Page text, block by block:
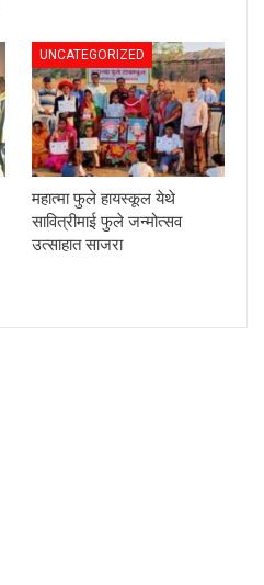
UNCATEGORIZED
महात्मा फुले हायस्कूल येथे
सावित्रीमाई फुले जन्मोत्सव
उत्साहात साजरा